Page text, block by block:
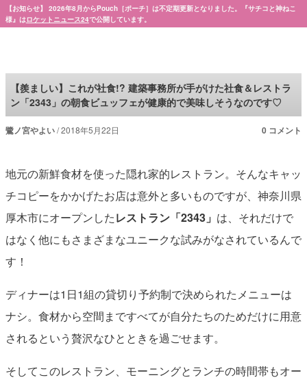
【お知らせ】 2026年8月からPouch［ポーチ］は不定期更新となりました。『サチコと神ねこ
様』はロケットニュース24で公開しています。
【羨ましい】これが社食!? 建築事務所が手がけた社食＆レストラ
ン「2343」の朝食ビュッフェが健康的で美味しそうなのです♡
鷺ノ宮やよい 2018年5月22日 0 コメント
地元の新鮮食材を使った隠れ家的レストラン。そんなキャッ
チコピーをかかげたお店は意外と多いものですが、神奈川県
厚木市にオープンしたレストラン「2343」 は、それだけで
はなく他にもさまざまなユニークな試みがなされているんで
す！
ディナーは1日1組の貸切り予約制で決められたメニューは
ナシ。食材から空間まですべてが自分たちのためだけに用意
されるという贅沢なひとときを過ごせます。
そしてこのレストラン、モーニングとランチの時間帯もオー